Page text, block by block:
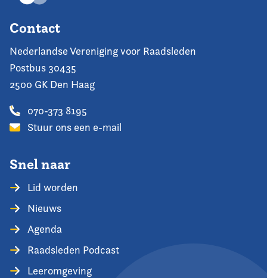
Contact
Nederlandse Vereniging voor Raadsleden
Postbus 30435
2500 GK Den Haag
070-373 8195
Stuur ons een e-mail
Snel naar
Lid worden
Nieuws
Agenda
Raadsleden Podcast
Leeromgeving